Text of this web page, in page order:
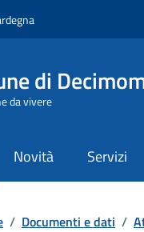
di
da vivere
Novità Servizi
/ Documenti e dati /